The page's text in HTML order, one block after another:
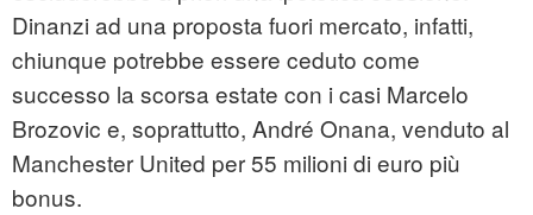
Dinanzi ad una proposta fuori mercato, infatti,
chiunque potrebbe essere ceduto come
successo la scorsa estate con i casi Marcelo
Brozovic e, soprattutto, André Onana, venduto al
Manchester United per 55 milioni di euro più
bonus.